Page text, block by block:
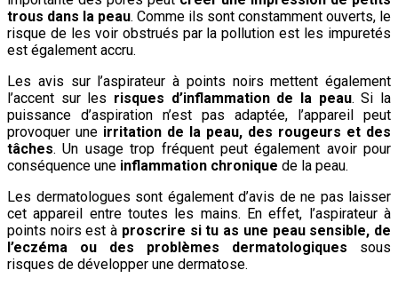
trous dans la peau. Comme ils sont constamment ouverts, le
risque de les voir obstrués par la pollution est les impuretés
est également accru.
Les avis sur l’aspirateur à points noirs mettent également
l’accent sur les risques d’inflammation de la peau. Si la
puissance d’aspiration n’est pas adaptée, l’appareil peut
provoquer une irritation de la peau, des rougeurs et des
tâches. Un usage trop fréquent peut également avoir pour
conséquence une inflammation chronique de la peau.
Les dermatologues sont également d’avis de ne pas laisser
cet appareil entre toutes les mains. En effet, l’aspirateur à
points noirs est à proscrire si tu as une peau sensible, de
l’eczéma ou des problèmes dermatologiques sous
risques de développer une dermatose.